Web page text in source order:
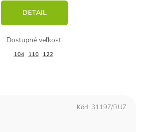
DETAIL
104 110 122
Kód: 31197/RUZ